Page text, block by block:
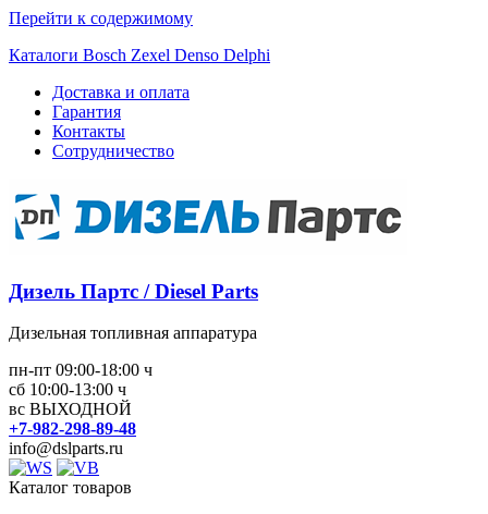
Перейти к содержимому
Каталоги Bosch Zexel Denso Delphi
Доставка и оплата
Гарантия
Контакты
Сотрудничество
Дизель Партс / Diesel Parts
Дизельная топливная аппаратура
пн-пт 09:00-18:00 ч
сб 10:00-13:00 ч
вс ВЫХОДНОЙ
+7-982-298-89-48
info@dslparts.ru
Каталог товаров